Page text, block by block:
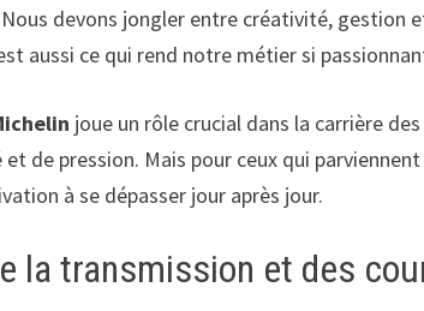
devons jongler entre créativité, gestion
aussi ce qui rend notre métier si
joue un rôle crucial dans la carrière des
de pression. Mais pour ceux qui
à se dépasser jour après jour.
la transmission et des